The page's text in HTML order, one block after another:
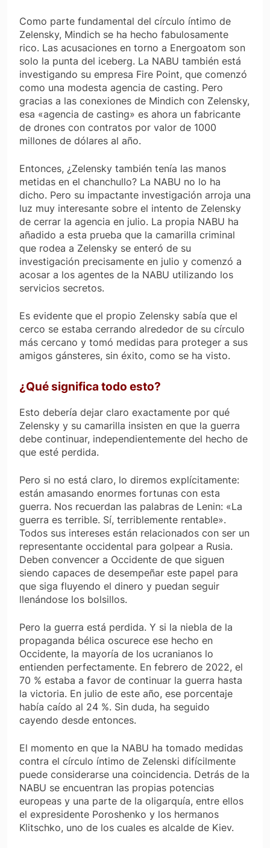
Como parte fundamental del círculo íntimo de
Zelensky, Mindich se ha hecho fabulosamente
rico. Las acusaciones en torno a Energoatom son
solo la punta del iceberg. La NABU también está
investigando su empresa Fire Point, que comenzó
como una modesta agencia de casting. Pero
gracias a las conexiones de Mindich con Zelensky,
esa «agencia de casting» es ahora un fabricante
de drones con contratos por valor de 1000
millones de dólares al año.
Entonces, ¿Zelensky también tenía las manos
metidas en el chanchullo? La NABU no lo ha
dicho. Pero su impactante investigación arroja una
luz muy interesante sobre el intento de Zelensky
de cerrar la agencia en julio. La propia NABU ha
añadido a esta prueba que la camarilla criminal
que rodea a Zelensky se enteró de su
investigación precisamente en julio y comenzó a
acosar a los agentes de la NABU utilizando los
servicios secretos.
Es evidente que el propio Zelensky sabía que el
cerco se estaba cerrando alrededor de su círculo
más cercano y tomó medidas para proteger a sus
amigos gánsteres, sin éxito, como se ha visto.
¿Qué significa todo esto?
Esto debería dejar claro exactamente por qué
Zelensky y su camarilla insisten en que la guerra
debe continuar, independientemente del hecho de
que esté perdida.
Pero si no está claro, lo diremos explícitamente:
están amasando enormes fortunas con esta
guerra. Nos recuerdan las palabras de Lenin: «La
guerra es terrible. Sí, terriblemente rentable».
Todos sus intereses están relacionados con ser un
representante occidental para golpear a Rusia.
Deben convencer a Occidente de que siguen
siendo capaces de desempeñar este papel para
que siga fluyendo el dinero y puedan seguir
llenándose los bolsillos.
Pero la guerra está perdida. Y si la niebla de la
propaganda bélica oscurece ese hecho en
Occidente, la mayoría de los ucranianos lo
entienden perfectamente. En febrero de 2022, el
70 % estaba a favor de continuar la guerra hasta
la victoria. En julio de este año, ese porcentaje
había caído al 24 %. Sin duda, ha seguido
cayendo desde entonces.
El momento en que la NABU ha tomado medidas
contra el círculo íntimo de Zelenski difícilmente
puede considerarse una coincidencia. Detrás de la
NABU se encuentran las propias potencias
europeas y una parte de la oligarquía, entre ellos
el expresidente Poroshenko y los hermanos
Klitschko, uno de los cuales es alcalde de Kiev.